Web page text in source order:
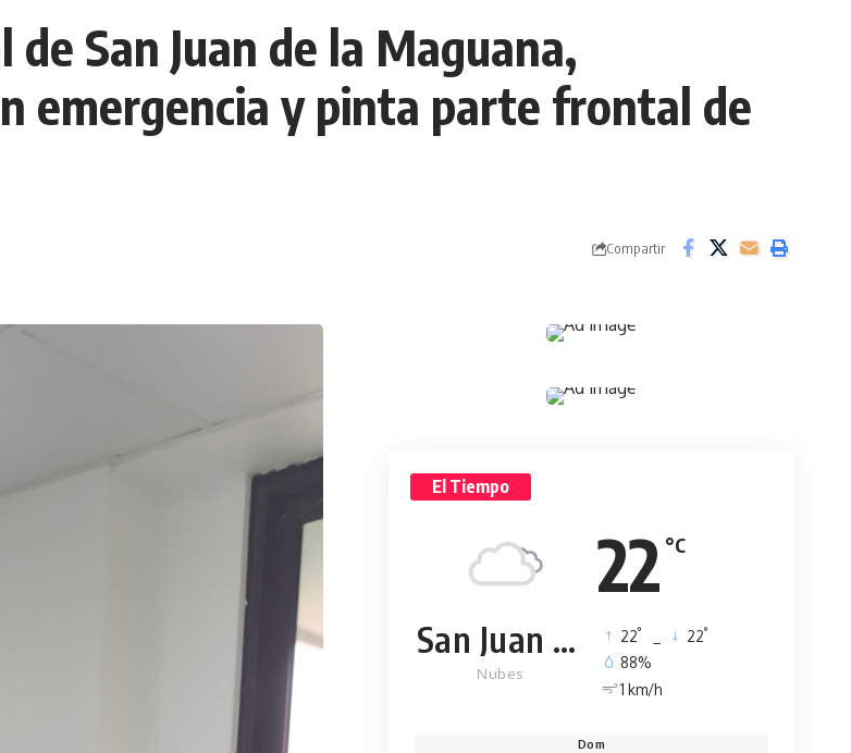
San Juan de la Maguana,
emergencia y pinta parte frontal de
Compartir
El Tiempo
22 °C
San Juan de la Maguana
Nubes
22° 22°
88%
1 km/h
Dom